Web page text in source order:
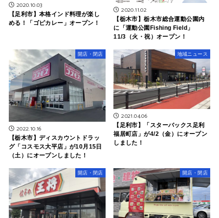
2020.10.03
【足利市】本格インド料理が楽し
める！「ゴピカレー」オープン！
2020.11.02
【栃木市】栃木市総合運動公園内
に「運動公園Fishing Field」
11/3（火・祝）オープン！
開店・閉店
2022.10.16
【栃木市】ディスカウントドラッ
グ「コスモス大平店」が10月15日
（土）にオープンしました！
地域ニュース
2021.04.06
【足利市】「スターバックス足利
福居町店」が4/2（金）にオープン
しました！
開店・閉店 開店・閉店